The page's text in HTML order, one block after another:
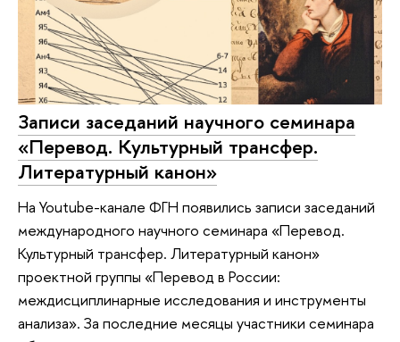
Записи заседаний научного семинара
«Перевод. Культурный трансфер.
Литературный канон»
На Youtube-канале ФГН появились записи заседаний
международного научного семинара «Перевод.
Культурный трансфер. Литературный канон»
проектной группы «Перевод в России:
междисциплинарные исследования и инструменты
анализа». За последние месяцы участники семинара